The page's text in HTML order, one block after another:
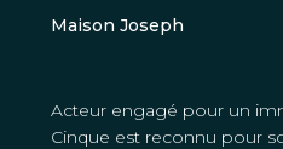
Maison Joseph
Acteur engagé pour un
Cinque est reconnu pour